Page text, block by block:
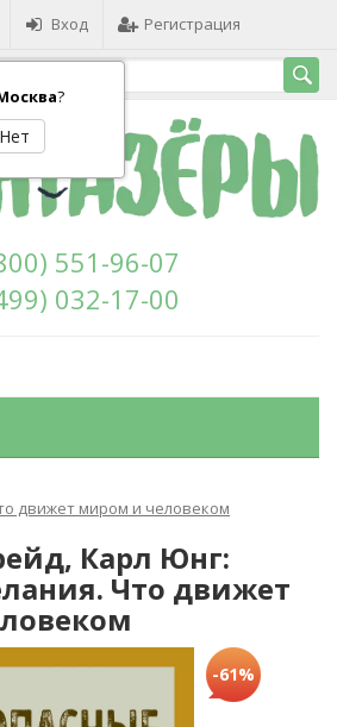
?
Вход Регистрация
551-96-07
032-17-00
движет миром и человеком
Карл Юнг:
Что движет
-61%